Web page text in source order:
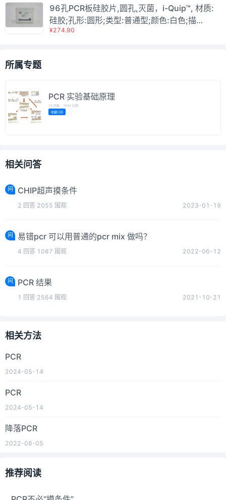
96孔PCR板硅胶片,圆孔,灭菌，i-Quip™, 材质:
硅胶;孔形:圆形;类型:普通型;颜色:白色;描
述:"+"开口;是否灭菌:是
¥274.90
所属专题
PCR 实验基础原理
73 内容 1693 订阅
收藏订阅
相关问答
问 CHIP超声摸条件
2 回答 2055 围观 2023-01-19
问 易错pcr 可以用普通的pcr mix 做吗？
4 回答 1087 围观 2022-06-12
问 PCR 结果
1 回答 2564 围观 2021-10-21
相关方法
PCR
2024-05-14
PCR
2024-05-14
降落PCR
2022-08-05
推荐阅读